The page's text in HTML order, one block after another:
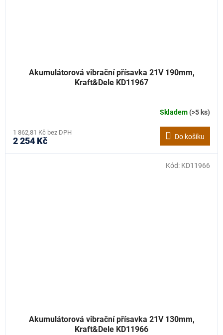
Akumulátorová vibrační přísavka 21V 190mm,
Kraft&Dele KD11967
Skladem(>5 ks)
1 862,81 Kč bez DPH
2 254 Kč Do košíku
Akumulátorová vibrační přísavka 21V 130mm,
Kraft&Dele KD11966
Kód: KD11966